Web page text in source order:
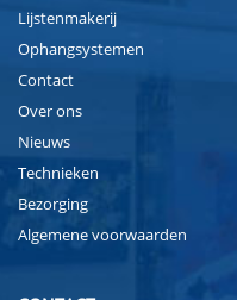
Lijstenmakerij
Ophangsystemen
Contact
Over ons
Nieuws
Technieken
Bezorging
Algemene voorwaarden